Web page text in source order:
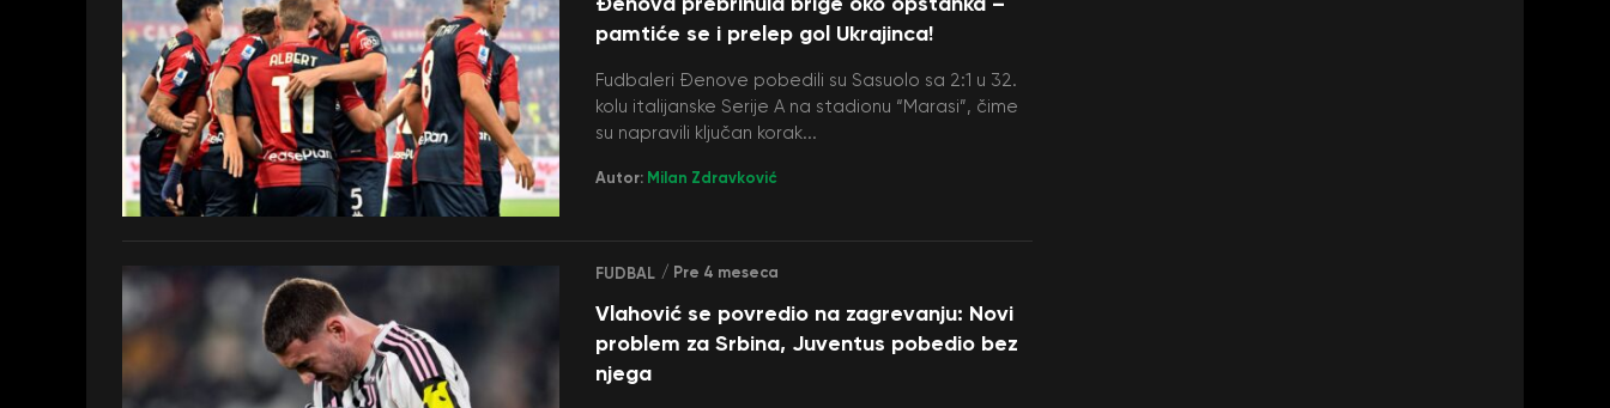
pamtiće se i prelep gol Ukrajinca!
Fudbaleri Đenove pobedili su Sasuolo sa 2:1 u 32.
kolu italijanske Serije A na stadionu “Marasi”, čime
su napravili ključan korak...
Autor: Milan Zdravković
FUDBAL / Pre 4 meseca
Vlahović se povredio na zagrevanju: Novi
problem za Srbina, Juventus pobedio bez
njega